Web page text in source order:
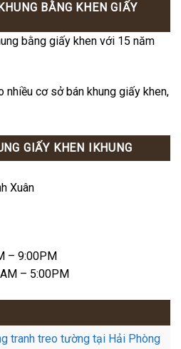
BẰNG KHEN GIẤY
bằng giấy khen với 15 năm
nhiều cơ sở bán khung giấy khen,
GIẤY KHEN IKHUNG
Xuân
– 9:00PM
– 5:00PM
tranh treo tường tại Hải Phòng